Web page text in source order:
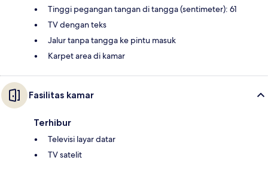
Tinggi pegangan tangan di tangga (sentimeter): 61
TV dengan teks
Jalur tanpa tangga ke pintu masuk
Karpet area di kamar
Fasilitas kamar
Terhibur
Televisi layar datar
TV satelit